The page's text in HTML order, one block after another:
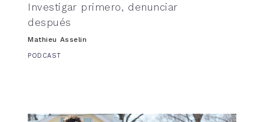
Investigar primero, denunciar
después
Mathieu Asselin
PODCAST